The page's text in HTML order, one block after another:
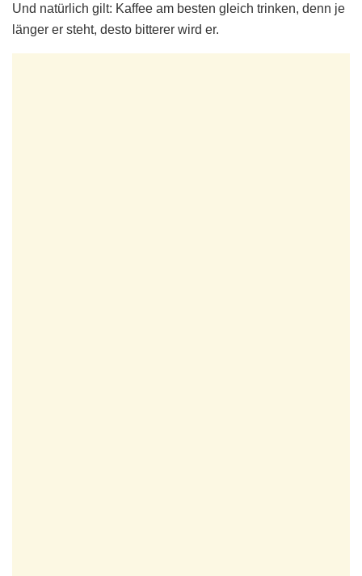
Und natürlich gilt: Kaffee am besten gleich trinken, denn je
länger er steht, desto bitterer wird er.